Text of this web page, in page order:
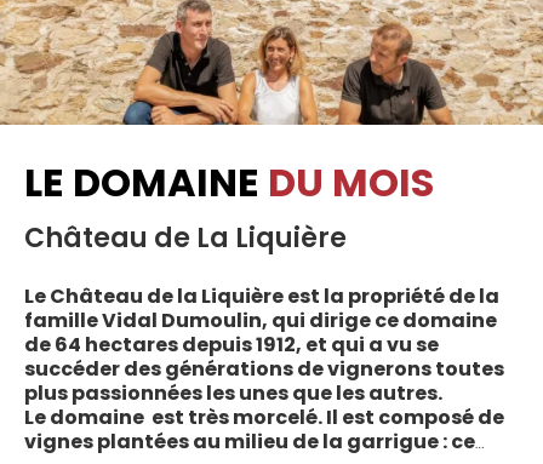
LE DOMAINE DU MOIS
Château de La Liquière
Le Château de la Liquière est la propriété de la
famille Vidal Dumoulin, qui dirige ce domaine
de 64 hectares depuis 1912, et qui a vu se
succéder des générations de vignerons toutes
plus passionnées les unes que les autres.
Le domaine est très morcelé. Il est composé de
vignes plantées au milieu de la garrigue : ce